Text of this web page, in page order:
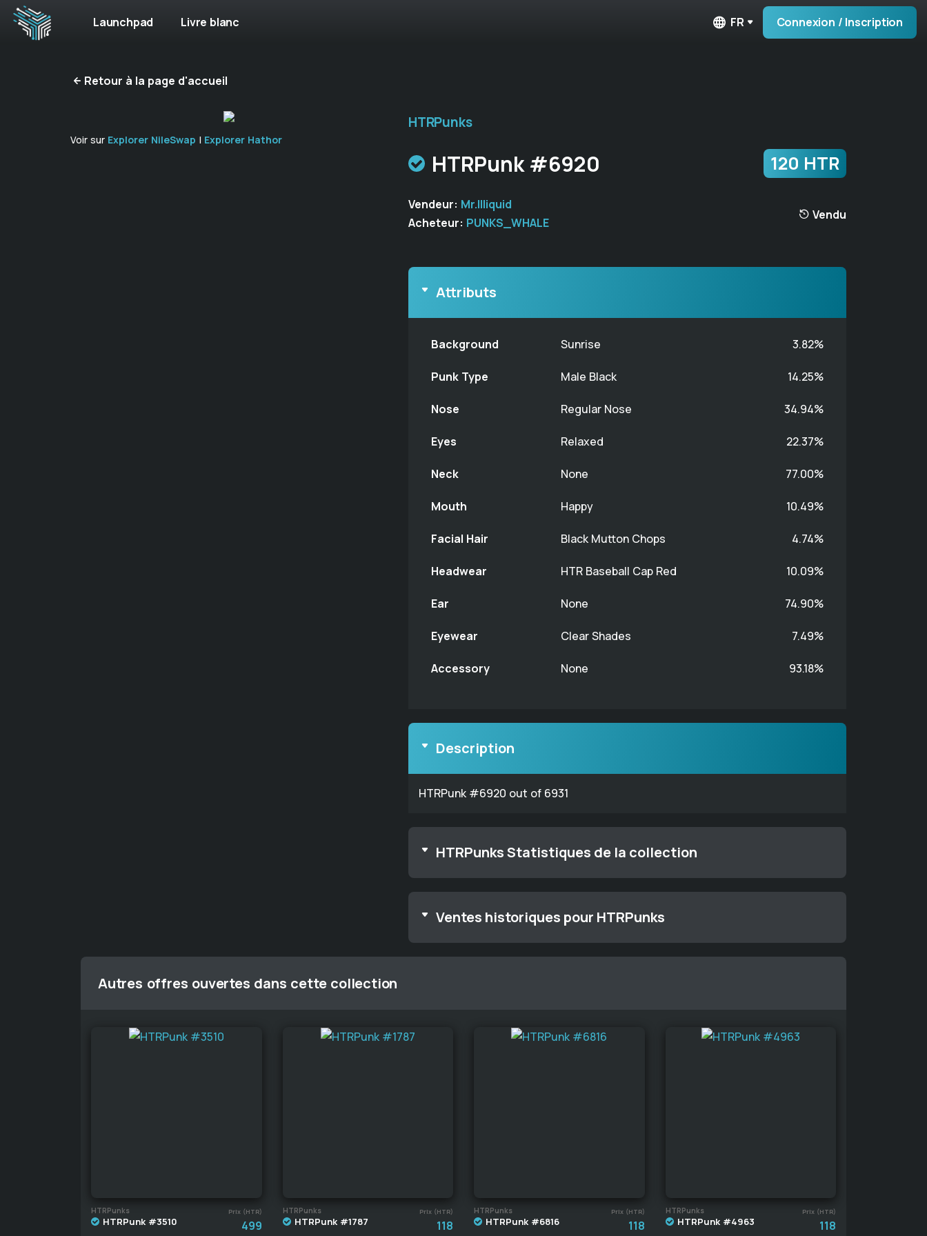
Launchpad Livre blanc FR Connexion / Inscription
Retour à la page d'accueil
Voir sur Explorer NileSwap | Explorer Hathor
HTRPunks
HTRPunk #6920 120 HTR
Vendeur: Mr.Illiquid
Acheteur: PUNKS_WHALE
Vendu
Attributs
Background Sunrise 3.82%
Punk Type Male Black 14.25%
Nose Regular Nose 34.94%
Eyes Relaxed 22.37%
Neck None 77.00%
Mouth Happy 10.49%
Facial Hair Black Mutton Chops 4.74%
Headwear HTR Baseball Cap Red 10.09%
Ear None 74.90%
Eyewear Clear Shades 7.49%
Accessory None 93.18%
Description
HTRPunk #6920 out of 6931
HTRPunks Statistiques de la collection
Ventes historiques pour HTRPunks
Autres offres ouvertes dans cette collection
HTRPunks Prix (HTR)
HTRPunk #3510 499
HTRPunks Prix (HTR)
HTRPunk #1787 118
HTRPunks Prix (HTR)
HTRPunk #6816 118
HTRPunks Prix (HTR)
HTRPunk #4963 118